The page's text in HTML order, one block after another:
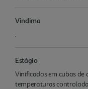
Vindima
.
Estágio
Vinificadas em cubas de
temperaturas